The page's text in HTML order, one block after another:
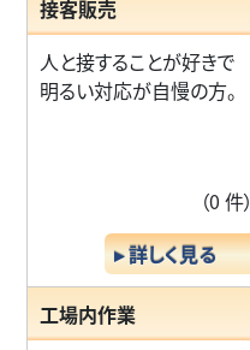
接客販売
人と接することが好きで
明るい対応が自慢の方。
（0 件）
▸ 詳しく見る
工場内作業